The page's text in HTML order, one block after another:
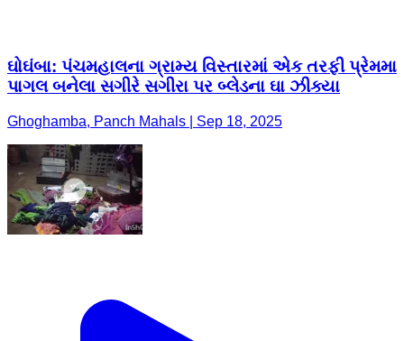
ઘોઘંબા: પંચમહાલના ગ્રામ્ય વિસ્તારમાં એક તરફી પ્રેમમા
પાગલ બનેલા સગીરે સગીરા પર બ્લેડના ઘા ઝીક્યા
Ghoghamba, Panch Mahals | Sep 18, 2025